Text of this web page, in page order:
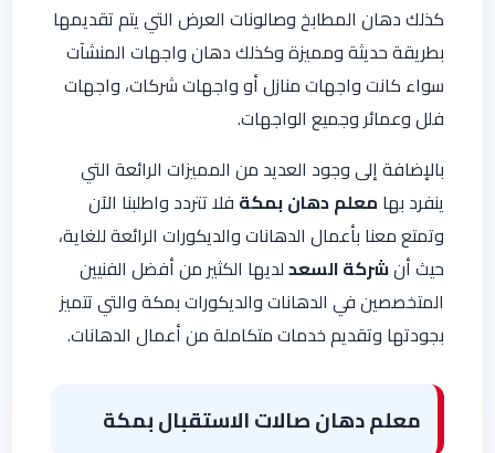
كذلك دهان المطابخ وصالونات العرض التي يتم تقديمها
بطريقة حديثة ومميزة وكذلك دهان واجهات المنشآت
سواء كانت واجهات منازل أو واجهات شركات، واجهات
فلل وعمائر وجميع الواجهات.
بالإضافة إلى وجود العديد من المميزات الرائعة التي
ينفرد بها معلمدهانبمكة فلا تتردد واطلبنا الآن
وتمتع معنا بأعمال الدهانات والديكورات الرائعة للغاية،
حيث أنشركة السعدلديها الكثير من أفضل الفنيين
المتخصصين في الدهانات والديكورات بمكة والتي تتميز
بجودتها وتقديم خدمات متكاملة من أعمال الدهانات.
معلم دهان صالات الاستقبال بمكة